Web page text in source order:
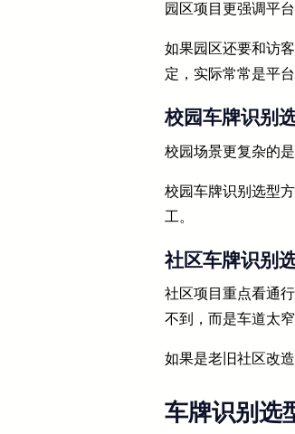
园区项目更强调平
如果园区还要和访
定，实际常常是平
校园车牌识别
校园场景更复杂的
校园车牌识别选型
工。
社区车牌识别
社区项目重点看通
不到，而是车道太
如果是老旧社区改
车牌识别选